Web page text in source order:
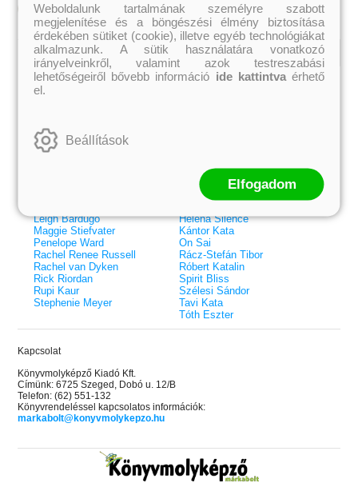
21.
Grace and Glory - Kegyelem és
dicsőség (Az Előhírnök-trilógia
Különleges éldekorált kiadás!
Kosárba Kosárba
Kiemelt szerzőink
Colleen Hoover
Elle Kennedy
Leigh Bardugo
Maggie Stiefvater
Penelope Ward
Rachel Renee Russell
Rachel van Dyken
Rick Riordan
Rupi Kaur
Stephenie Meyer
Cselenyák Imre
Csukás István
Ecsédi Orsolya
Helena Silence
Kántor Kata
On Sai
Rácz-Stefán Tibor
Róbert Katalin
Spirit Bliss
Szélesi Sándor
Tavi Kata
Tóth Eszter
Kapcsolat
Könyvmolyképző Kiadó Kft.
Címünk: 6725 Szeged, Dobó u. 12/B
Telefon: (62) 551-132
Könyvrendeléssel kapcsolatos információk:
markabolt@konyvmolykepzo.hu
Weboldalunk tartalmának személyre szabott
megjelenítése és a böngészési élmény biztosítása
érdekében sütiket (cookie), illetve egyéb technológiákat
alkalmazunk. A sütik használatára vonatkozó
irányelveinkről, valamint azok testreszabási
lehetőségeiről bővebb információ ide kattintvaérhető
el.
Beállítások
Elfogadom